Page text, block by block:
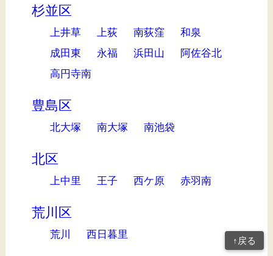
杉並区
上井草 上荻 南荻窪
和泉
成田東
永福 浜田山
阿佐谷北
高円寺南
豊島区
北大塚 南大塚 南池袋
北区
上中里 王子 西ケ原 赤羽南
荒川区
荒川 西日暮里
↑戻る